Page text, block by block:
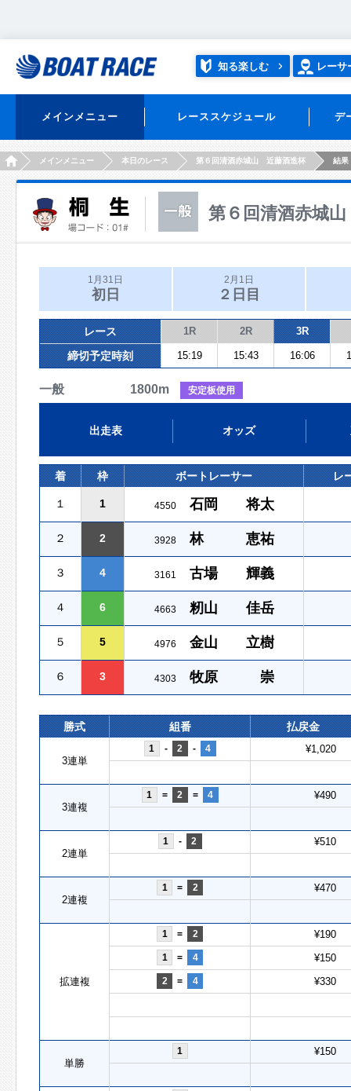
知る楽しむ レーサ
メインメニュー レーススケジュール デ
HOMEメインメニュー 本日のレース 第６回清酒赤城山 近藤酒造杯 結果
第６回清酒赤城
1月31日
初日
2月1日
２日目
レース 1R 2R 3R
締切予定時刻 15:19 15:43 16:06
一般 1800m 安定板使用
出走表 オッズ
着 枠 ボートレーサー レ
１ 1 4550 石岡 将太
２ 2 3928 林 恵祐
３ 4 3161 古場 輝義
４ 6 4663 籾山 佳岳
５ 5 4976 金山 立樹
６ 3 4303 牧原 崇
勝式 組番 払戻金
3連単
1 - 2 - 4 ¥1,020
3連複
1 = 2 = 4 ¥490
2連単
1 - 2 ¥510
2連複
1 = 2 ¥470
拡連複
1 = 2 ¥190
1 = 4 ¥150
2 = 4 ¥330
単勝
1 ¥150